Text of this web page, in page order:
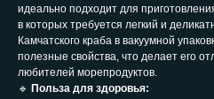
идеально подходит для
в которых требуется легкий и
Камчатского краба в вакуумной
полезные свойства, что делает его
любителей морепродуктов.
🔹 Польза для здоровья: